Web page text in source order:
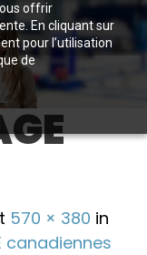
offrir
En cliquant sur
pour l’utilisation
de
570 × 380 in
canadiennes